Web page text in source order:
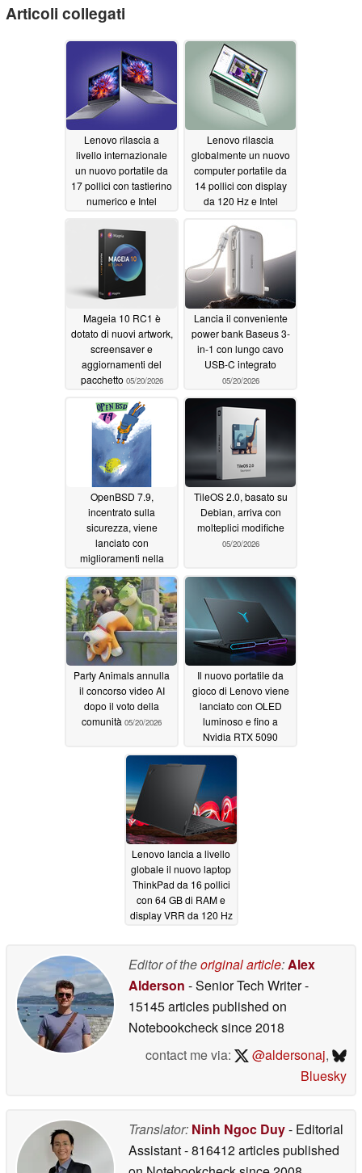
Articoli collegati
Lenovo rilascia a
livello internazionale
un nuovo portatile da
17 pollici con tastierino
numerico e Intel
Lenovo rilascia
globalmente un nuovo
computer portatile da
14 pollici con display
da 120 Hz e Intel
Mageia 10 RC1 è
dotato di nuovi artwork,
screensaver e
aggiornamenti del
pacchetto 05/20/2026
Lancia il conveniente
power bank Baseus 3-
in-1 con lungo cavo
USB-C integrato
05/20/2026
OpenBSD 7.9,
incentrato sulla
sicurezza, viene
lanciato con
miglioramenti nella
ancora05/20/2026
TileOS 2.0, basato su
Debian, arriva con
molteplici modifiche
05/20/2026
Party Animals annulla
il concorso video AI
dopo il voto della
comunità 05/20/2026
Il nuovo portatile da
gioco di Lenovo viene
lanciato con OLED
luminoso e fino a
Nvidia RTX 5090
05/20/2026
Lenovo lancia a livello
globale il nuovo laptop
ThinkPad da 16 pollici
con 64 GB di RAM e
display VRR da 120 Hz
Editor of theoriginal article:Alex
Alderson - Senior Tech Writer-
15145 articles published on
Notebookchecksince 2018
contact me via:
@aldersonaj,
Bluesky
Translator: Ninh Ngoc Duy- Editorial
Assistant- 816412 articles published